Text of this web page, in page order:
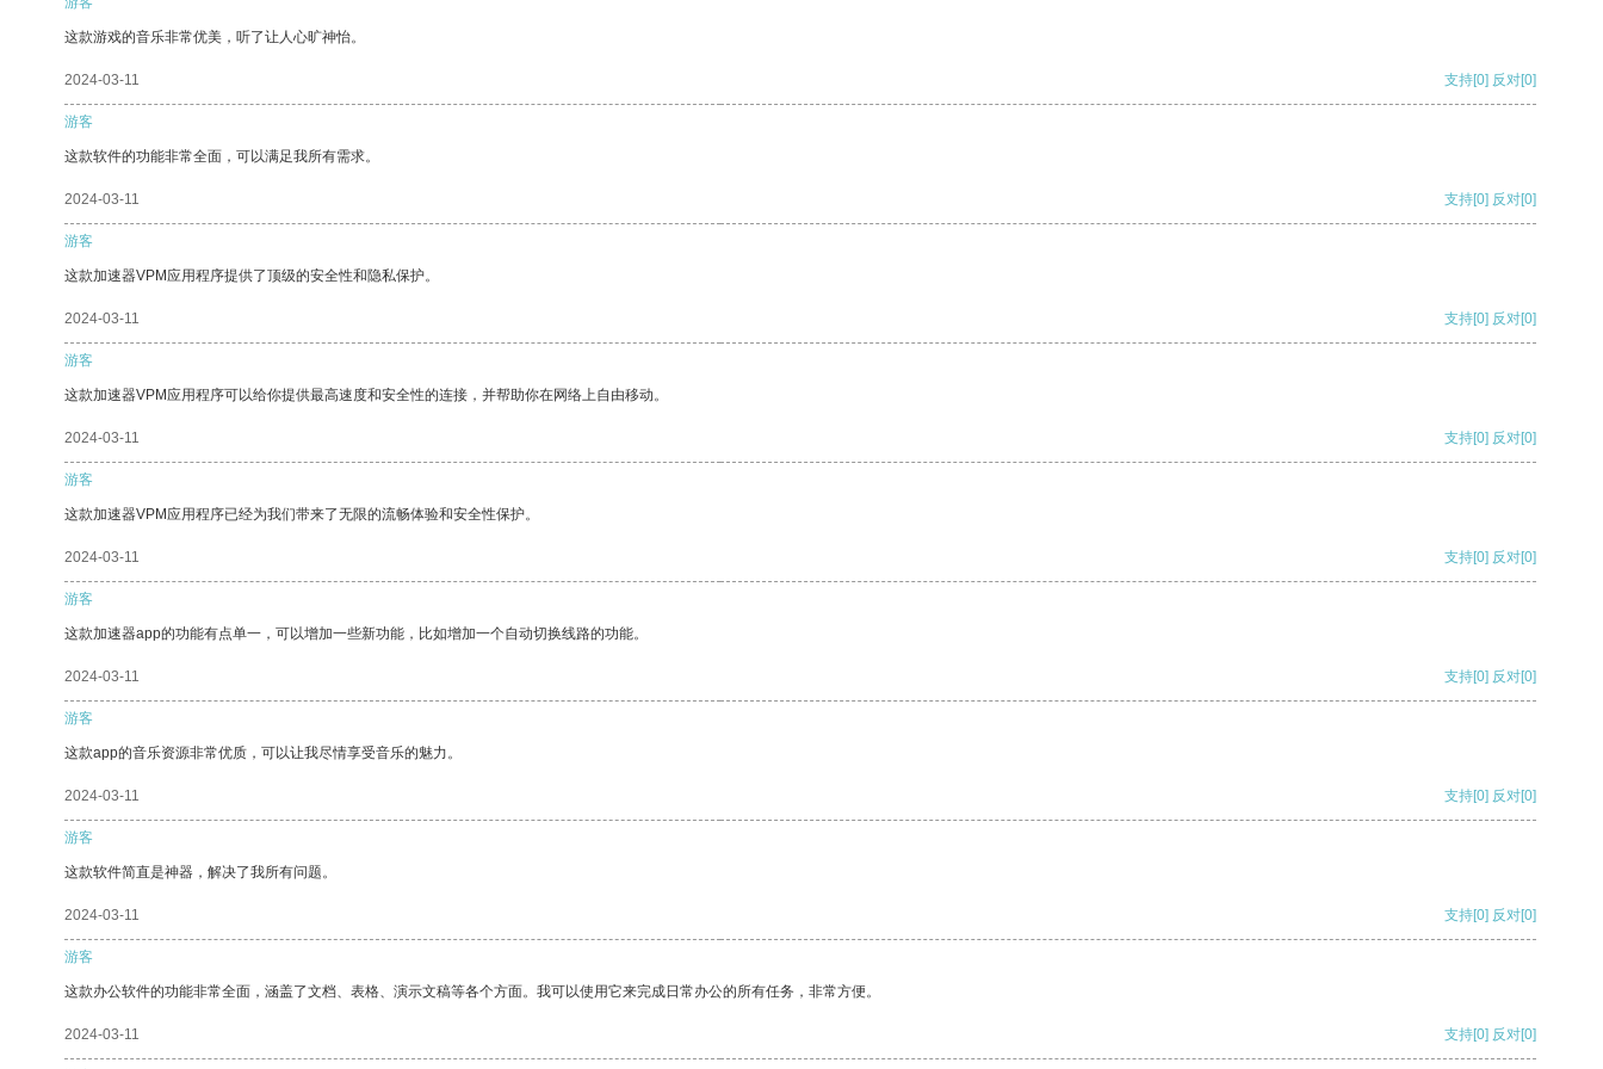
这款游戏的音乐非常优美，听了让人心旷神怡。
2024-03-11 支持[0] 反对[0]
游客
这款软件的功能非常全面，可以满足我所有需求。
2024-03-11 支持[0] 反对[0]
游客
这款加速器VPM应用程序提供了顶级的安全性和隐私保护。
2024-03-11 支持[0] 反对[0]
游客
这款加速器VPM应用程序可以给你提供最高速度和安全性的连接，并帮助你在网络上自由移动。
2024-03-11 支持[0] 反对[0]
游客
这款加速器VPM应用程序已经为我们带来了无限的流畅体验和安全性保护。
2024-03-11 支持[0] 反对[0]
游客
这款加速器app的功能有点单一，可以增加一些新功能，比如增加一个自动切换线路的功能。
2024-03-11 支持[0] 反对[0]
游客
这款app的音乐资源非常优质，可以让我尽情享受音乐的魅力。
2024-03-11 支持[0] 反对[0]
游客
这款软件简直是神器，解决了我所有问题。
2024-03-11 支持[0] 反对[0]
游客
这款办公软件的功能非常全面，涵盖了文档、表格、演示文稿等各个方面。我可以使用它来完成日常办公的所有任务，非常方便。
2024-03-11 支持[0] 反对[0]